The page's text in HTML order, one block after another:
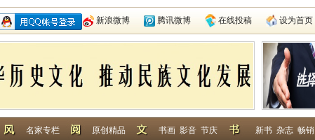
新浪微博 腾讯微博 在线投稿 设为首页
名家专栏
原创精品
书画 影音 节庆
新书 杂志 畅销